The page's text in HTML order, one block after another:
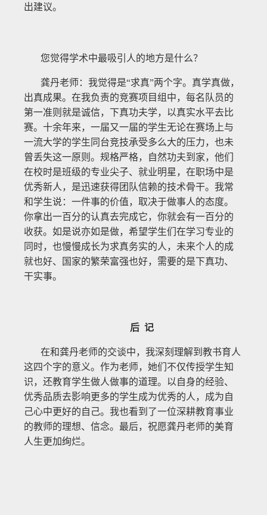
出建议。
您觉得学术中最吸引人的地方是什么？
龚丹老师：我觉得是“求真”两个字。真学真做，
出真成果。在我负责的竞赛项目组中，每名队员的
第一准则就是诚信，下真功夫学，以真实水平去比
赛。十余年来，一届又一届的学生无论在赛场上与
一流大学的学生同台竞技承受多么大的压力，也未
曾丢失这一原则。规格严格，自然功夫到家，他们
在校时是班级的专业尖子、就业明星，在职场中是
优秀新人，是迅速获得团队信赖的技术骨干。我常
和学生说：一件事的价值，取决于做事人的态度。
你拿出一百分的认真去完成它，你就会有一百分的
收获。如是说亦如是做，希望学生们在学习专业的
同时，也慢慢成长为求真务实的人，未来个人的成
就也好、国家的繁荣富强也好，需要的是下真功、
干实事。
后 记
在和龚丹老师的交谈中，我深刻理解到教书育人
这四个字的意义。作为老师，她们不仅传授学生知
识，还教育学生做人做事的道理。以自身的经验、
优秀品质去影响更多的学生成为优秀的人，成为自
己心中更好的自己。我也看到了一位深耕教育事业
的教师的理想、信念。最后，祝愿龚丹老师的美育
人生更加绚烂。